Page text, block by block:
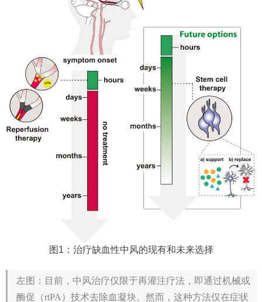
图1：治疗缺血性中风的现有和未来选择
左图：目前，中风治疗仅限于再灌注疗法，即通过机械或
酶促（rtPA）技术去除血凝块。然而，这种方法仅在症状